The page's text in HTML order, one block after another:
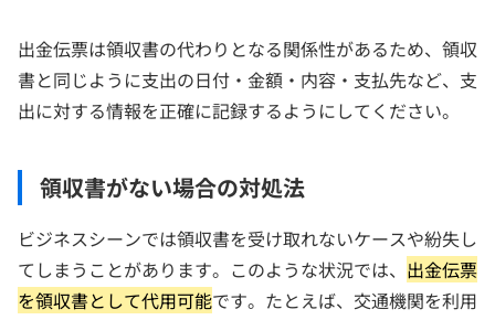
出金伝票は領収書の代わりとなる関係性があるため、領収
書と同じように支出の日付・金額・内容・支払先など、支
出に対する情報を正確に記録するようにしてください。
領収書がない場合の対処法
ビジネスシーンでは領収書を受け取れないケースや紛失し
てしまうことがあります。このような状況では、 出金伝票
を領収書として代用可能です。たとえば、交通機関を利用